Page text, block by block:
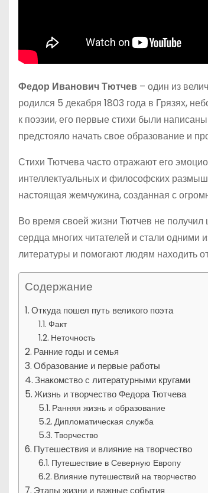
Федор Иванович Тютчев – один из
родился 5 декабря 1803 года в Грязях,
к поэзии, его первые стихи были
предстояло начать свое образование и
Стихи Тютчева часто отражают его
интеллектуальных и философских
настоящая жемчужина, созданная с
Во время своей жизни Тютчев не получил
сердца многих читателей и стали
литературы и помогают людям находить
Содержание
Откуда пошел путь великого поэта
Факт
Неточность
Ранние годы и семья
Образование и первые работы
Знакомство с литературными кругами
Жизнь и творчество Федора Тютчева
Ранняя жизнь и образование
Дипломатическая служба
Творчество
Путешествия и влияние на творчество
Путешествие в Северную Европу
Влияние путешествий на творчество
Этапы жизни и важные события